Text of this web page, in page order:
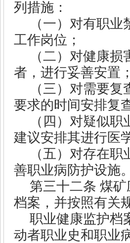
列措施：
（一）对有职
工作岗位；
（二）对健康
者，进行妥善安置；
（三）对需要
要求的时间安排复
（四）对疑似
建议安排其进行医
（五）对存在
善职业病防护设施。
第三十二条 煤矿
档案，并按照有关
职业健康监护档
动者职业史和职业